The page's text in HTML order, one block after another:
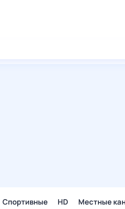
Спортивные HD Местные